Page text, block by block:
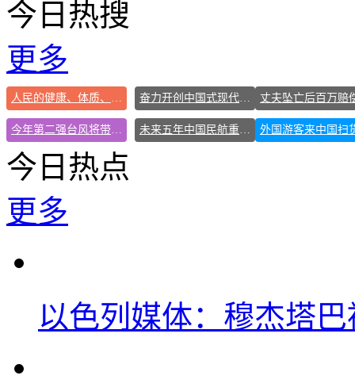
今日热搜
更多
人民的健康、体质、幸福一脉相承 奋力开创中国式现代化建设新局面
今年第二强台风将带来多大影响 未来五年中国民航重磅规划出炉
今日热点
更多
以色列媒体：穆杰塔